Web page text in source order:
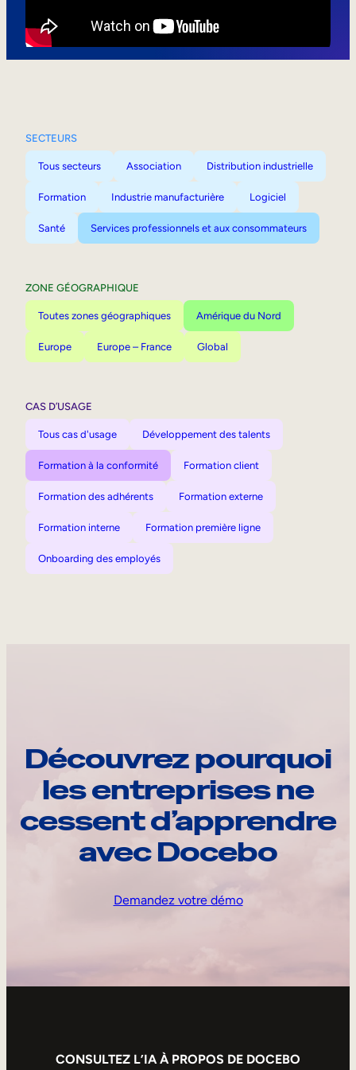
SECTEURS
Tous secteurs Association Distribution industrielle
Formation Industrie manufacturière Logiciel
Santé Services professionnels et aux consommateurs
ZONE GÉOGRAPHIQUE
Toutes zones géographiques Amérique du Nord
Europe Europe – France Global
CAS D’USAGE
Tous cas d'usage Développement des talents
Formation à la conformité Formation client
Formation des adhérents Formation externe
Formation interne Formation première ligne
Onboarding des employés
Découvrez pourquoi
les entreprises ne
cessent d’apprendre
avec Docebo
Demandez votre démo
CONSULTEZ L’IA À PROPOS DE DOCEBO